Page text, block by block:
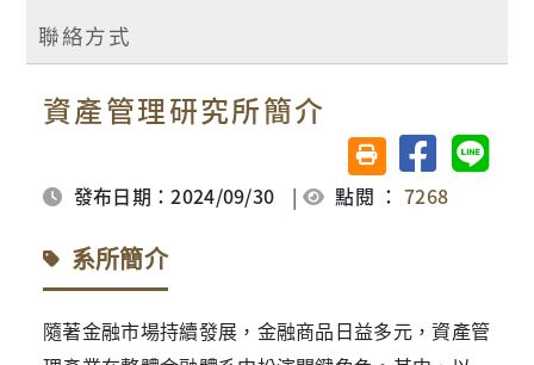
聯絡方式
資產管理研究所簡介
友善列印(另開視窗)
分享至臉書分享
發布日期：2024/09/30 | 點閱 ：7268
系所簡介
隨著金融市場持續發展，金融商品日益多元，資產管